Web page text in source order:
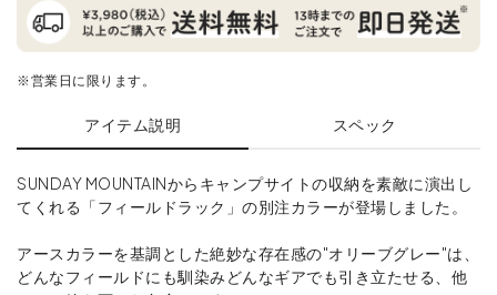
※営業日に限ります。
アイテム説明 スペック
SUNDAY MOUNTAINからキャンプサイトの収納を素敵に演出し
てくれる「フィールドラック」の別注カラーが登場しました。
アースカラーを基調とした絶妙な存在感の"オリーブグレー"は、
どんなフィールドにも馴染みどんなギアでも引き立たせる、他